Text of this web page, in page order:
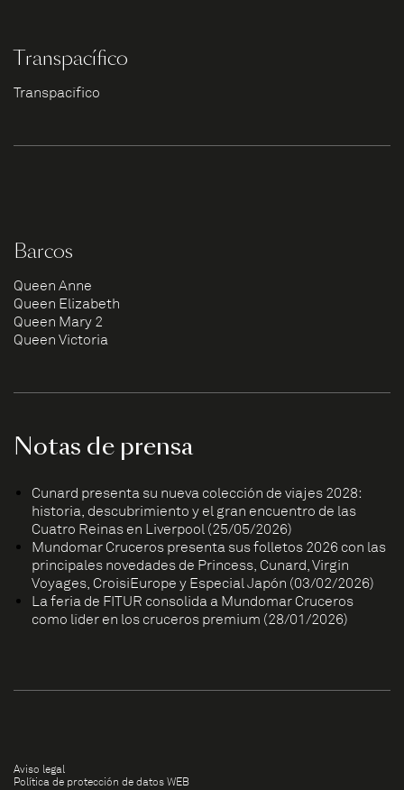
Transpacífico
Transpacífico
Barcos
Queen Anne
Queen Elizabeth
Queen Mary 2
Queen Victoria
Notas de prensa
Cunard presenta su nueva colección de viajes 2028:
historia, descubrimiento y el gran encuentro de las
Cuatro Reinas en Liverpool (25/05/2026)
Mundomar Cruceros presenta sus folletos 2026 con las
principales novedades de Princess, Cunard, Virgin
Voyages, CroisiEurope y Especial Japón (03/02/2026)
La feria de FITUR consolida a Mundomar Cruceros
como líder en los cruceros premium (28/01/2026)
Aviso legal
Política de protección de datos WEB